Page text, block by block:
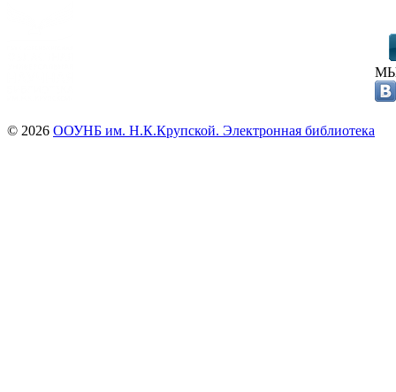
© 2026 ООУНБ им. Н.К.Крупской. Электронная библиотека